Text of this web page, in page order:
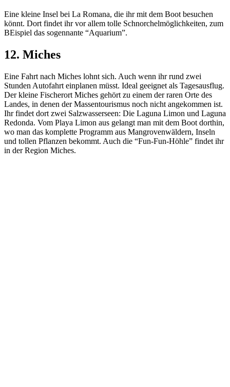
Eine kleine Insel bei La Romana, die ihr mit dem Boot besuchen
könnt. Dort findet ihr vor allem tolle Schnorchelmöglichkeiten, zum
BEispiel das sogennante “Aquarium”.
12. Miches
Eine Fahrt nach Miches lohnt sich. Auch wenn ihr rund zwei
Stunden Autofahrt einplanen müsst. Ideal geeignet als Tagesausflug.
Der kleine Fischerort Miches gehört zu einem der raren Orte des
Landes, in denen der Massentourismus noch nicht angekommen ist.
Ihr findet dort zwei Salzwasserseen: Die Laguna Limon und Laguna
Redonda. Vom Playa Limon aus gelangt man mit dem Boot dorthin,
wo man das komplette Programm aus Mangrovenwäldern, Inseln
und tollen Pflanzen bekommt. Auch die “Fun-Fun-Höhle” findet ihr
in der Region Miches.